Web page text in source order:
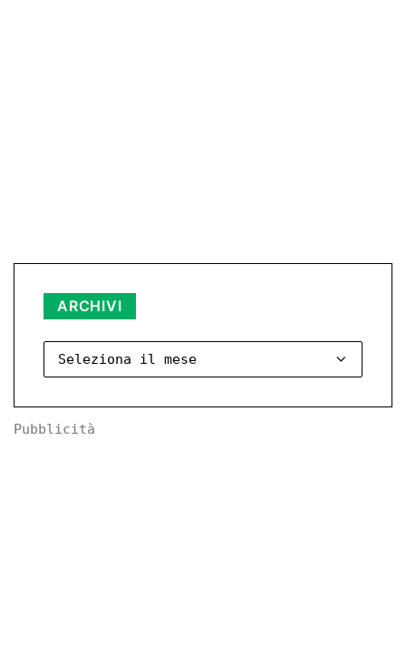
ARCHIVI
Pubblicità